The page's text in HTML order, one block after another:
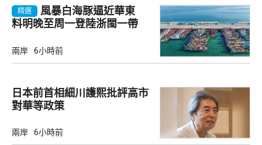
精選
風暴白海豚逼近華東
料明晚至周一登陸浙閩一帶
兩岸 6小時前
日本前首相細川護熙批評高市
對華等政策
兩岸 6小時前